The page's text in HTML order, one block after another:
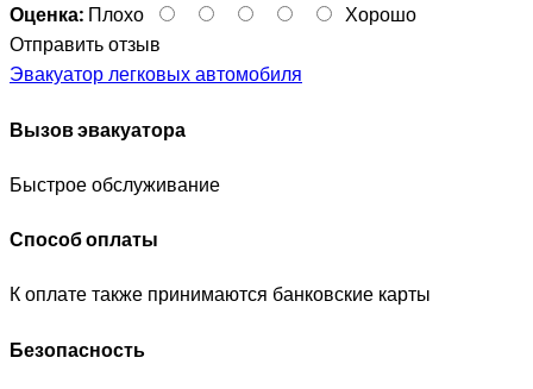
Оценка: Плохо
Хорошо
Отправить отзыв
Эвакуатор легковых автомобиля
Вызов эвакуатора
Быстрое обслуживание
Способ оплаты
К оплате также принимаются банковские карты
Безопасность